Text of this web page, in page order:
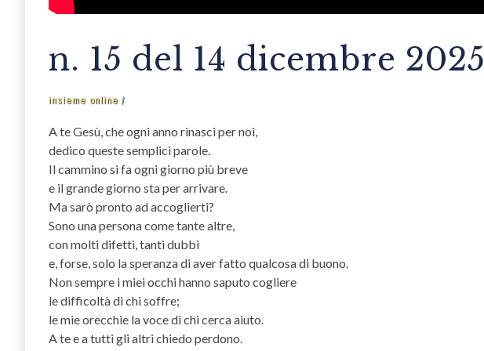
n. 15 del 14 dicembre 2025
insieme online
A te Gesù, che ogni anno rinasci per noi,
dedico queste semplici parole.
Il cammino si fa ogni giorno più breve
e il grande giorno sta per arrivare.
Ma sarò pronto ad accoglierti?
Sono una persona come tante altre,
con molti difetti, tanti dubbi
e, forse, solo la speranza di aver fatto qualcosa di buono.
Non sempre i miei occhi hanno saputo cogliere
le difficoltà di chi soffre;
le mie orecchie la voce di chi cerca aiuto.
A te e a tutti gli altri chiedo perdono.